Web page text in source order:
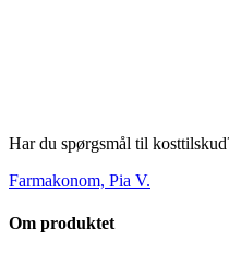
Har du spørgsmål til
Farmakonom, Pia V.
Om produktet